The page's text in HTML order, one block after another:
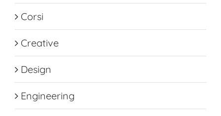
Corsi
Creative
Design
Engineering